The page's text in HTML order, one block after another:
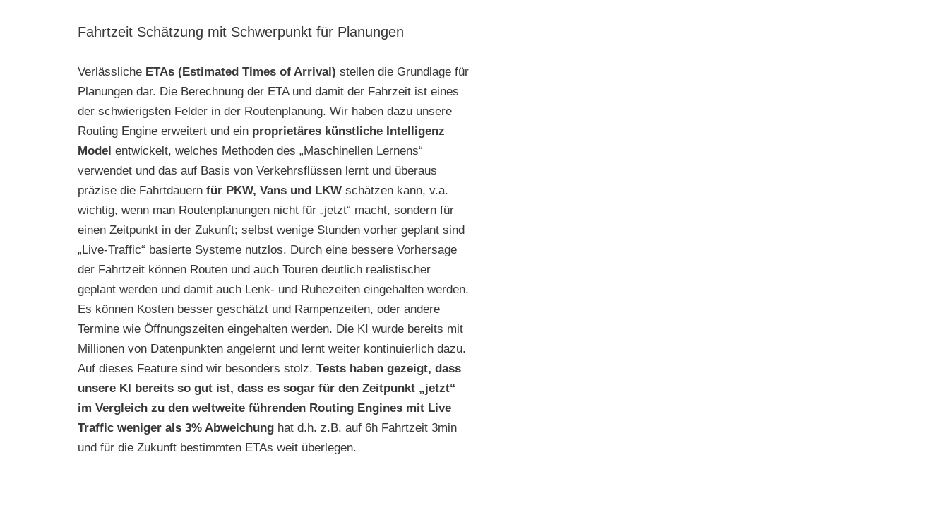
Fahrtzeit Schätzung mit Schwerpunkt für Planungen
Verlässliche ETAs (Estimated Times of Arrival) stellen die Grundlage für
Planungen dar. Die Berechnung der ETA und damit der Fahrzeit ist eines
der schwierigsten Felder in der Routenplanung. Wir haben dazu unsere
Routing Engine erweitert und ein proprietäres künstliche Intelligenz
Model entwickelt, welches Methoden des „Maschinellen Lernens“
verwendet und das auf Basis von Verkehrsflüssen lernt und überaus
präzise die Fahrtdauern für PKW, Vans und LKWschätzen kann, v.a.
wichtig, wenn man Routenplanungen nicht für „jetzt“ macht, sondern für
einen Zeitpunkt in der Zukunft; selbst wenige Stunden vorher geplant sind
„Live-Traffic“ basierte Systeme nutzlos. Durch eine bessere Vorhersage
der Fahrtzeit können Routen und auch Touren deutlich realistischer
geplant werden und damit auch Lenk- und Ruhezeiten eingehalten werden.
Es können Kosten besser geschätzt und Rampenzeiten, oder andere
Termine wie Öffnungszeiten eingehalten werden. Die KI wurde bereits mit
Millionen von Datenpunkten angelernt und lernt weiter kontinuierlich dazu.
Auf dieses Feature sind wir besonders stolz. Tests haben gezeigt, dass
unsere KI bereits so gut ist, dass es sogar für den Zeitpunkt „jetzt“
im Vergleich zu den weltweite führenden Routing Engines mit Live
Traffic weniger als 3% Abweichunghat d.h. z.B. auf 6h Fahrtzeit 3min
und für die Zukunft bestimmten ETAs weit überlegen.